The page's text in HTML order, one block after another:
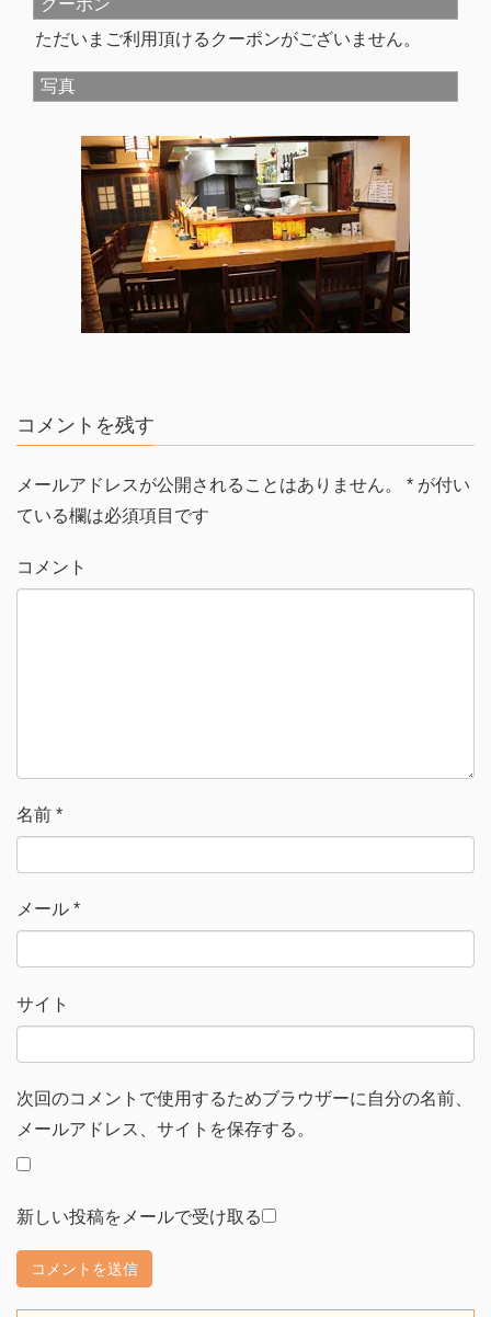
クーポン
ただいまご利用頂けるクーポンがございません。
写真
コメントを残す
メールアドレスが公開されることはありません。 * が付い
ている欄は必須項目です
コメント
名前 *
メール *
サイト
次回のコメントで使用するためブラウザーに自分の名前、
メールアドレス、サイトを保存する。
新しい投稿をメールで受け取る